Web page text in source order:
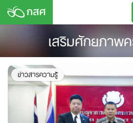
Skip
เสริมศักยภาพ
ข่าวสารความรู้